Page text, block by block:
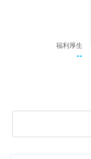
福利厚生
--